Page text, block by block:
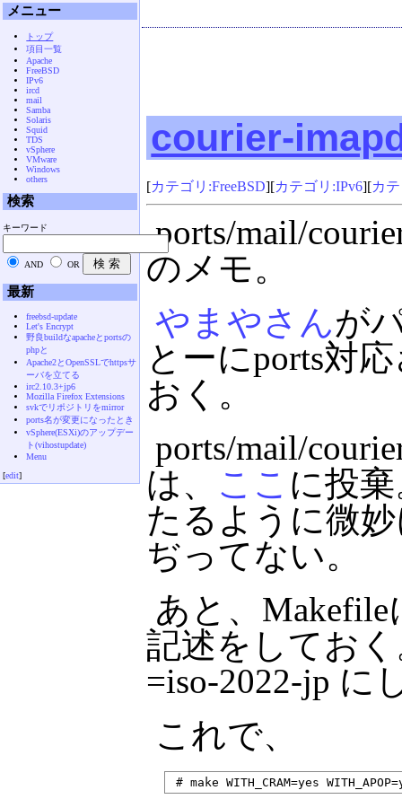
courier-
[カテゴリ:FreeBSD][カテゴリ:IPv6][カ
ports/mail/
のメモ。
やまやさんが
とーにports対
おく。
ports/mail/
は、 ここ に投
たるように微
ぢってない。
あと、Makefile
記述をしてお
=iso-2022-jp に
これで、
メニュー
トップ
項目一覧
Apache
FreeBSD
IPv6
ircd
mail
Samba
Solaris
Squid
TDS
vSphere
VMware
Windows
others
検索
キーワード
AND OR
最新
freebsd-update
Let's Encrypt
野良buildなapacheとportsの
phpと
Apache2とOpenSSLでhttpsサ
ーバを立てる
irc2.10.3+jp6
Mozilla Firefox Extensions
svkでリポジトリをmirror
ports名が変更になったとき
vSphere(ESXi)のアップデー
ト(vihostupdate)
Menu
[edit]